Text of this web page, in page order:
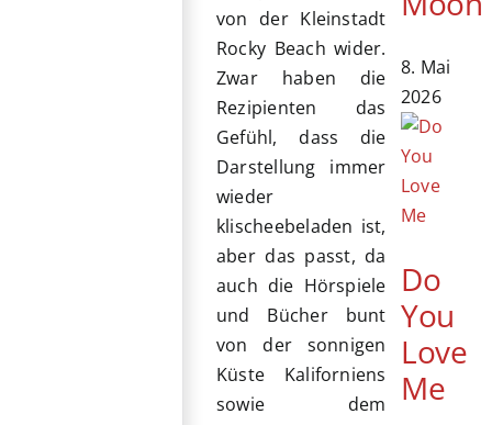
von der Kleinstadt
Rocky Beach wider.
Zwar haben die
Rezipienten das
Gefühl, dass die
Darstellung immer
wieder
klischeebeladen ist,
aber das passt, da
auch die Hörspiele
und Bücher bunt
von der sonnigen
Küste Kaliforniens
sowie dem
8. Mai
2026
Do
You
Love
Me